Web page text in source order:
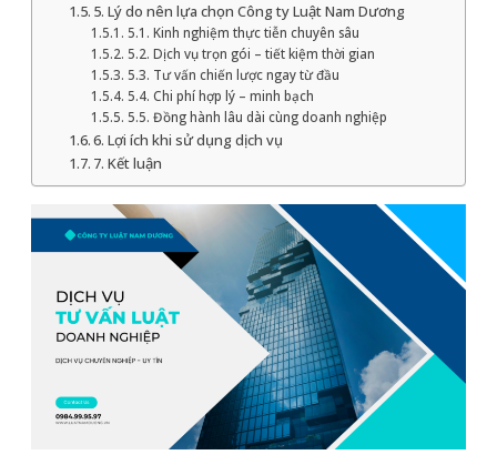
5. Lý do nên lựa chọn Công ty Luật Nam Dương
5.1. Kinh nghiệm thực tiễn chuyên sâu
5.2. Dịch vụ trọn gói – tiết kiệm thời gian
5.3. Tư vấn chiến lược ngay từ đầu
5.4. Chi phí hợp lý – minh bạch
5.5. Đồng hành lâu dài cùng doanh nghiệp
6. Lợi ích khi sử dụng dịch vụ
7. Kết luận